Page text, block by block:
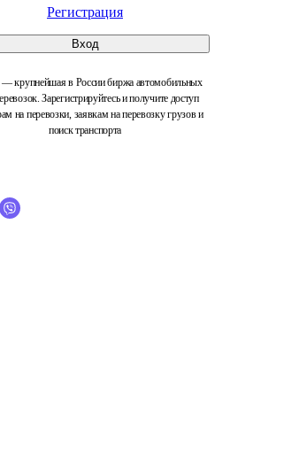
Регистрация
Вход
крупнейшая в России биржа автомобильных
Зарегистрируйтесь и получите доступ
на перевозки, заявкам на перевозку грузов и
поиск транспорта